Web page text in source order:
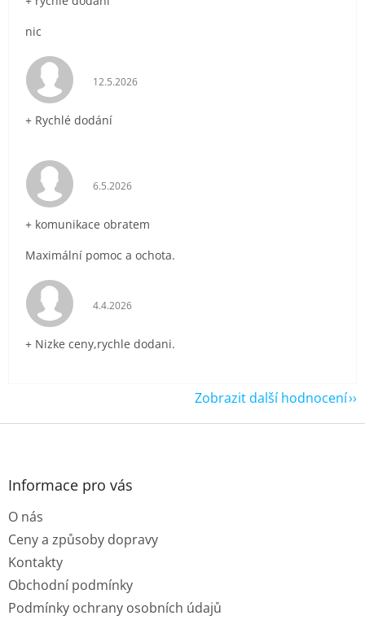
nic
Hodnocení obchodu je 5 z 5 hvězdiček.
12.5.2026
+ Rychlé dodání
Hodnocení obchodu je 5 z 5 hvězdiček.
6.5.2026
+ komunikace obratem
Maximální pomoc a ochota.
Hodnocení obchodu je 5 z 5 hvězdiček.
4.4.2026
+ Nizke ceny,rychle dodani.
Zobrazit další hodnocení
Z
Informace pro vás
O nás
Ceny a způsoby dopravy
Kontakty
Obchodní podmínky
Podmínky ochrany osobních údajů